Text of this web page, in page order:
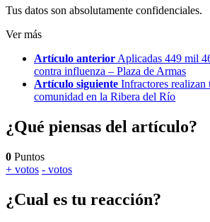
Tus datos son absolutamente confidenciales.
Ver más
Artículo anterior Aplicadas 449 mil
contra influenza – Plaza de Armas
Artículo siguiente Infractores realizan
comunidad en la Ribera del Río
¿Qué piensas del artículo?
0 Puntos
+ votos - votos
¿Cual es tu reacción?